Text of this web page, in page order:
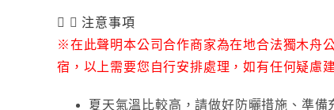
注意事項
※在此聲明本公司合作商家為在地合法獨木舟
宿，以上需要您自行安排處理，如有任何疑慮
夏天氣溫比較高，請做好防曬措施、準